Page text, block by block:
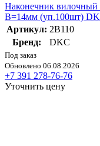
Наконечник вилочный
B=14мм (уп.100шт)
Артикул: 2B110
Бренд:
DKC
Под заказ
Обновлено 06.08.2026
+7 391 278-76-76
Уточнить цену